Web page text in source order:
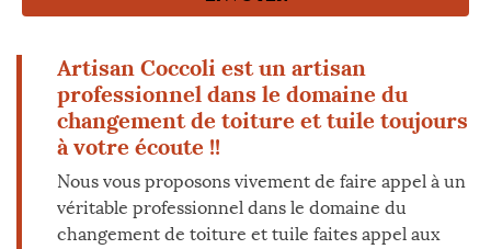
Artisan Coccoli est un artisan
professionnel dans le domaine du
changement de toiture et tuile toujours
à votre écoute !!
Nous vous proposons vivement de faire appel à un
véritable professionnel dans le domaine du
changement de toiture et tuile faites appel aux